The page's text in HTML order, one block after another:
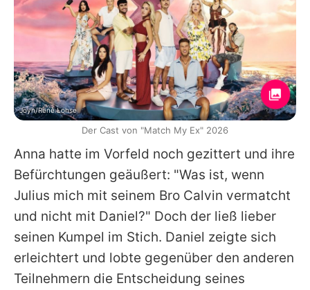
Anna hatte im Vorfeld noch gezittert und ihre
Befürchtungen geäußert: "Was ist, wenn
Julius mich mit seinem Bro Calvin vermatcht
und nicht mit Daniel?" Doch der ließ lieber
seinen Kumpel im Stich. Daniel zeigte sich
erleichtert und lobte gegenüber den anderen
Teilnehmern die Entscheidung seines
Joyn/Renè Lohse
Der Cast von "Match My Ex" 2026